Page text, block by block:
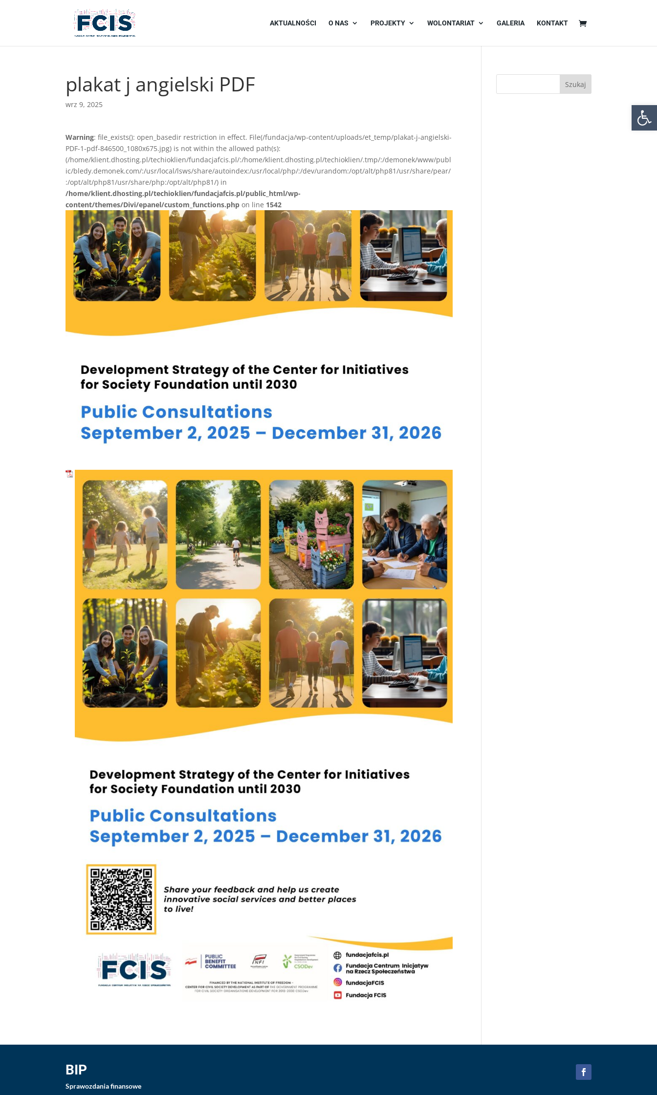
AKTUALNOŚCI O NAS PROJEKTY WOLONTARIAT GALERIA KONTAKT
plakat j angielski PDF
wrz 9, 2025
Warning: file_exists(): open_basedir restriction in effect. File(/fundacja/wp-content/uploads/et_temp/plakat-j-angielski-
PDF-1-pdf-846500_1080x675.jpg) is not within the allowed path(s):
(/home/klient.dhosting.pl/techioklien/fundacjafcis.pl/:/home/klient.dhosting.pl/techioklien/.tmp/:/demonek/www/publ
ic/bledy.demonek.com/:/usr/local/lsws/share/autoindex:/usr/local/php/:/dev/urandom:/opt/alt/php81/usr/share/pear/
:/opt/alt/php81/usr/share/php:/opt/alt/php81/) in
/home/klient.dhosting.pl/techioklien/fundacjafcis.pl/public_html/wp-
content/themes/Divi/epanel/custom_functions.php on line 1542
BIP
Sprawozdania finansowe